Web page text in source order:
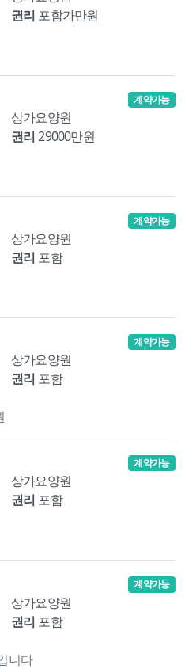
권리 포함가만원
상가요양원
권리 29000만원
계약가능
상가요양원
권리 포함
계약가능
상가요양원
권리 포함
계약가능
상가요양원
권리 포함
계약가능
상가요양원
권리 포함
계약가능
니다